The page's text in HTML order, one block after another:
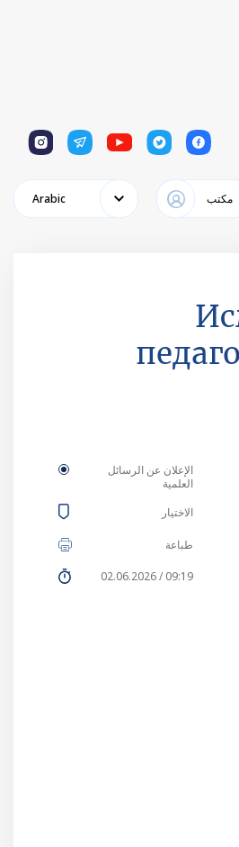
1
1
1
1
1
مكتب Arabic
الإعلان عن الرسائل
العلمية
الاختيار
طباعة
09:19 / 02.06.2026